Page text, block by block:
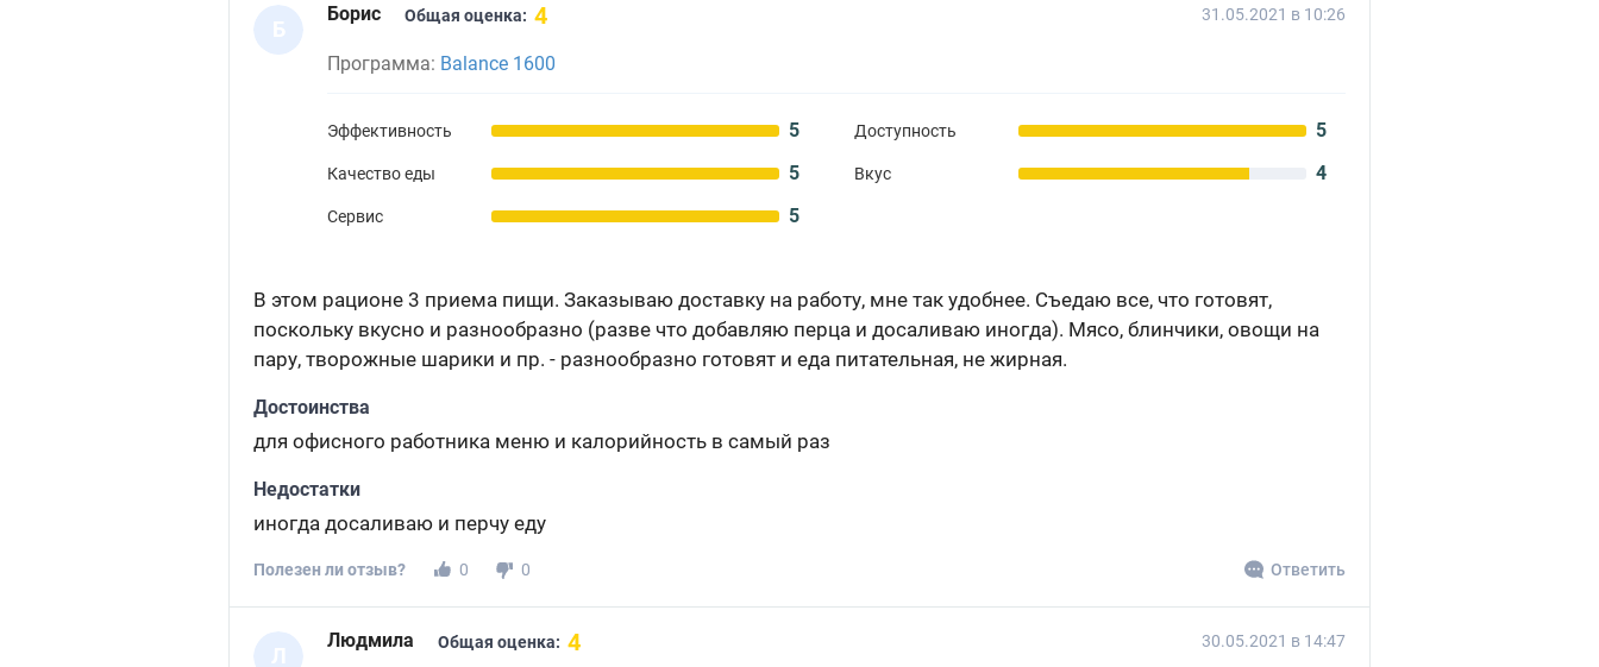
Б
Борис Общая оценка: 4 31.05.2021 в 10:26
Программа: Balance 1600
Эффективность 5 Доступность 5
Качество еды 5 Вкус 4
Сервис 5
В этом рационе 3 приема пищи. Заказываю доставку на работу, мне так удобнее. Съедаю все, что готовят,
поскольку вкусно и разнообразно (разве что добавляю перца и досаливаю иногда). Мясо, блинчики, овощи на
пару, творожные шарики и пр. - разнообразно готовят и еда питательная, не жирная.
Достоинства
для офисного работника меню и калорийность в самый раз
Недостатки
иногда досаливаю и перчу еду
Полезен ли отзыв? 0 0 Ответить
Л
Людмила Общая оценка: 4 30.05.2021 в 14:47